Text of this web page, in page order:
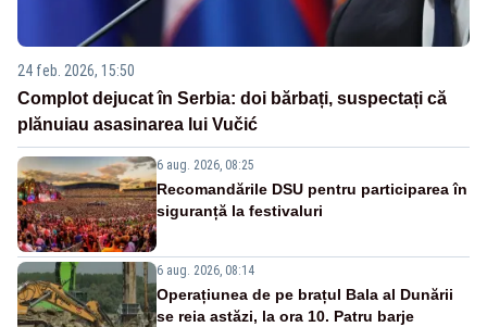
24 feb. 2026, 15:50
Complot dejucat în Serbia: doi bărbați, suspectați că
plănuiau asasinarea lui Vučić
6 aug. 2026, 08:25
Recomandările DSU pentru participarea în
siguranță la festivaluri
6 aug. 2026, 08:14
Operațiunea de pe brațul Bala al Dunării
se reia astăzi, la ora 10. Patru barje